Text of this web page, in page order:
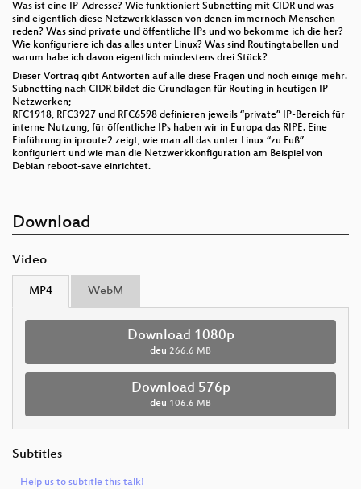
Was ist eine IP-Adresse? Wie funktioniert Subnetting mit CIDR und was
sind eigentlich diese Netzwerkklassen von denen immernoch Menschen
reden? Was sind private und öffentliche IPs und wo bekomme ich die her?
Wie konfiguriere ich das alles unter Linux? Was sind Routingtabellen und
warum habe ich davon eigentlich mindestens drei Stück?
Dieser Vortrag gibt Antworten auf alle diese Fragen und noch einige mehr.
Subnetting nach CIDR bildet die Grundlagen für Routing in heutigen IP-
Netzwerken;
RFC1918, RFC3927 und RFC6598 definieren jeweils “private” IP-Bereich für
interne Nutzung, für öffentliche IPs haben wir in Europa das RIPE. Eine
Einführung in iproute2 zeigt, wie man all das unter Linux “zu Fuß”
konfiguriert und wie man die Netzwerkkonfiguration am Beispiel von
Debian reboot-save einrichtet.
Download
Video
MP4 WebM
Download 1080p
deu 266.6 MB
Download 576p
deu 106.6 MB
Subtitles
Help us to subtitle this talk!